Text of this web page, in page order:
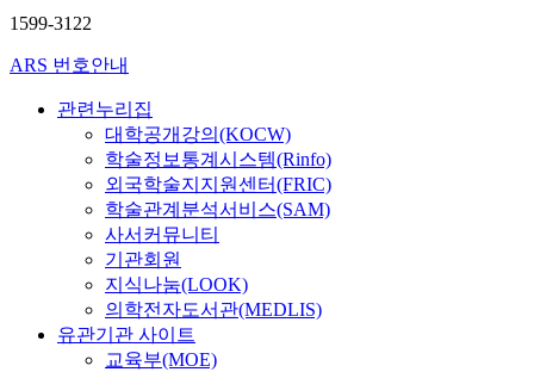
1599-3122
ARS 번호안내
관련누리집
대학공개강의(KOCW)
학술정보통계시스템(Rinfo)
외국학술지지원센터(FRIC)
학술관계분석서비스(SAM)
사서커뮤니티
기관회원
지식나눔(LOOK)
의학전자도서관(MEDLIS)
유관기관 사이트
교육부(MOE)